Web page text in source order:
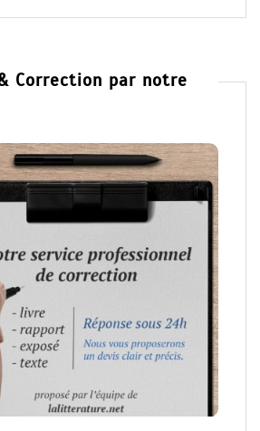
Correction par notre